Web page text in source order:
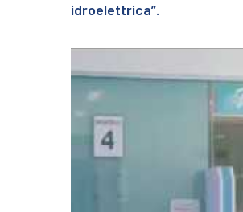
idroelettrica”.